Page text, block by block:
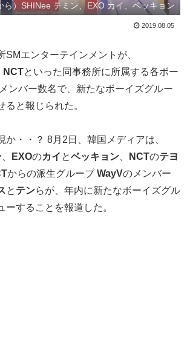
ら）SHINee テミン、EXO カイ、ベッキョン
2019.08.05
SMエンターテインメントが、
NCTといった同事務所に所属する各ボー
ンバー数名で、新たなボーイズグルー
ると報じられた。
か・・？ 8月2日、韓国メディアは、
EXOのカイ とベッキョン NCTのテヨ
からの派生グループWayVのメンバー
と テンらが、年内に新たなボーイズグル
ーすることを報道した。